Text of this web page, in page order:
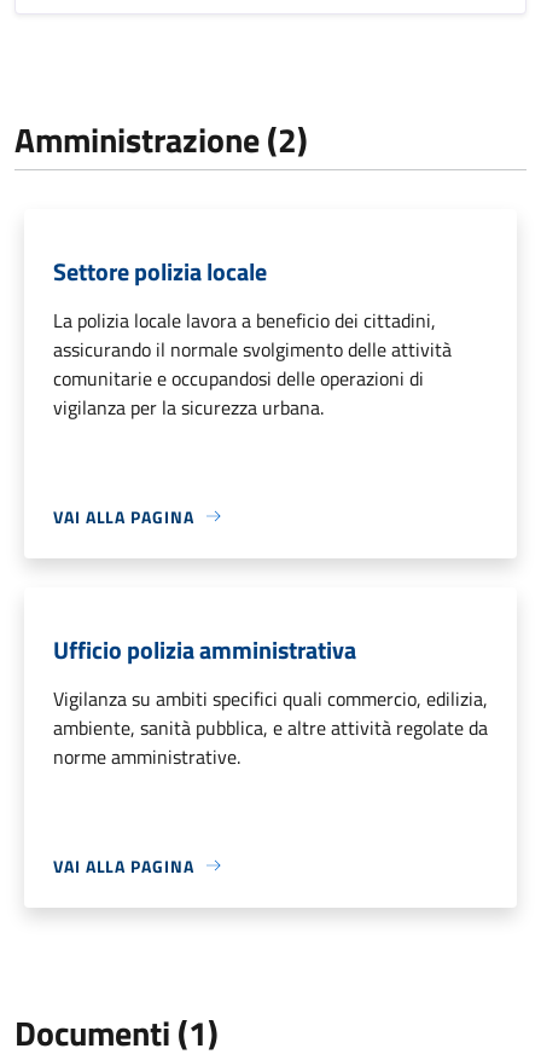
Amministrazione (2)
Settore polizia locale
La polizia locale lavora a beneficio dei cittadini,
assicurando il normale svolgimento delle attività
comunitarie e occupandosi delle operazioni di
vigilanza per la sicurezza urbana.
VAI ALLA PAGINA
Ufficio polizia amministrativa
Vigilanza su ambiti specifici quali commercio, edilizia,
ambiente, sanità pubblica, e altre attività regolate da
norme amministrative.
VAI ALLA PAGINA
Documenti (1)